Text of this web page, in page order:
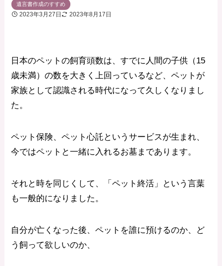
遺言書作成のすすめ
2023年3月27日 2023年8月17日
日本のペットの飼育頭数は、すでに人間の子供（15
歳未満）の数を大きく上回っているなど、ペットが
家族として認識される時代になって久しくなりまし
た。
ペット保険、ペット心託というサービスが生まれ、
今ではペットと一緒に入れるお墓まであります。
それと時を同じくして、「ペット終活」という言葉
も一般的になりました。
自分が亡くなった後、ペットを誰に預けるのか、ど
う飼って欲しいのか、